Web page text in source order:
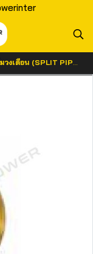
เดือน (SPLIT PIPE CLIP)